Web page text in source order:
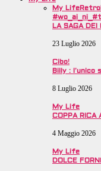
My Life
LA SAGA DEI
23 Luglio 2026
Cibo!
Billy :
8 Luglio 2026
My Life
COPPA RICA
4 Maggio 2026
My Life
DOLCE